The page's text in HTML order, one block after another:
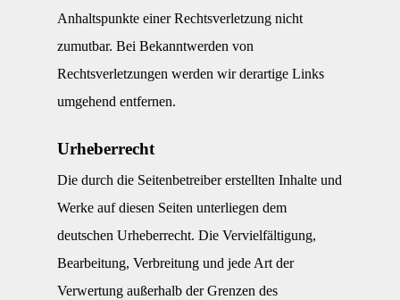
Anhaltspunkte einer Rechtsverletzung nicht
zumutbar. Bei Bekanntwerden von
Rechtsverletzungen werden wir derartige Links
umgehend entfernen.
Urheberrecht
Die durch die Seitenbetreiber erstellten Inhalte und
Werke auf diesen Seiten unterliegen dem
deutschen Urheberrecht. Die Vervielfältigung,
Bearbeitung, Verbreitung und jede Art der
Verwertung außerhalb der Grenzen des